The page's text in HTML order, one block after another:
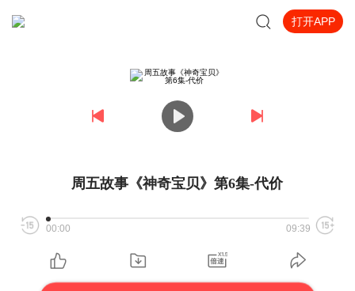
打开APP
周五故事《神奇宝贝》第6集-代价
00:00 09:39